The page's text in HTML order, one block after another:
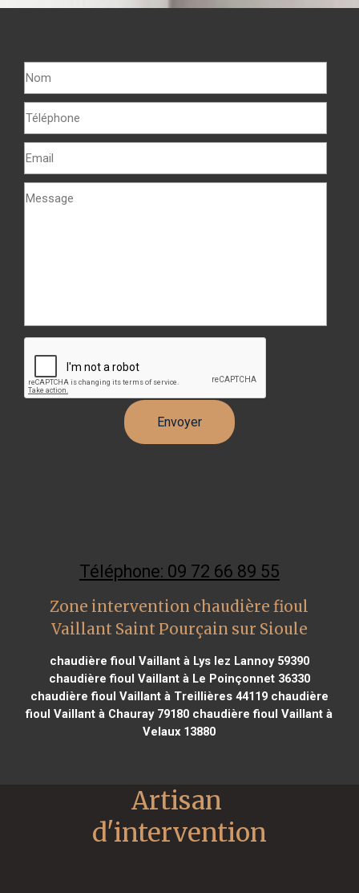
Téléphone: 09 72 66 89 55
Zone intervention chaudière fioul
Vaillant Saint Pourçain sur Sioule
chaudière fioul Vaillant à Lys lez Lannoy 59390
chaudière fioul Vaillant à Le Poinçonnet 36330
chaudière fioul Vaillant à Treillières 44119chaudière
fioul Vaillant à Chauray 79180 chaudière fioul Vaillant à
Velaux 13880
Artisan
d'intervention